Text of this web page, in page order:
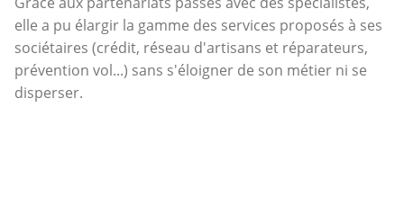
elle a pu élargir la gamme des services proposés à ses
sociétaires (crédit, réseau d'artisans et réparateurs,
prévention vol...) sans s'éloigner de son métier ni se
disperser.